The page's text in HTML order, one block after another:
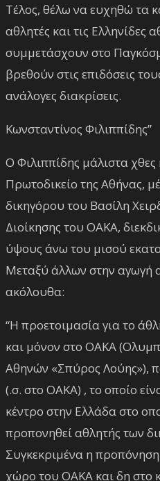
Τέλος, θέλω να ευχηθώ τα
αθλητές και τις Ελληνίδες
συμμετάσχουν στο
βρεθούν στις επιδόσεις
ανάλογες διακρίσεις.
Κωνσταντίνος Φιλιππίδης”
Ο Φιλιππίδης μάλιστα
Πρωτοδικείο της Αθήνας,
δικηγόρου του Βασίλη
Διοίκησης του ΟΑΚΑ,
ύψους άνω του μισού
Μεταξύ άλλων στην αγωγή
ακόλουθα:
“Η προετοιμασία για το
και μόνον στο ΟΑΚΑ
Αθηνών «Σπύρος Λούης»),
(.σ. στο ΟΑΚΑ) , το οποίο
κέντρο στην Ελλάδα στο
προπονηθεί αθλητής των
Συγκεκριμένα η προπόνηση
χώρο του ΟΑΚΑ και δη στο